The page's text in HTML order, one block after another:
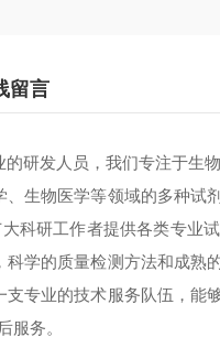
留言
研发人员，我们专注于生
、生物医学等领域的多种试
科研工作者提供各类专业
科学的质量检测方法和成熟
支专业的技术服务队伍，能
服务。